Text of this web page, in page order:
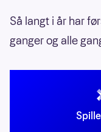
Så langt i år har
ganger og alle